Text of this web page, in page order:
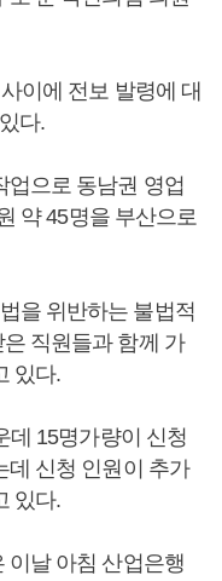
이에 전보 발령에 대
다.
업으로 동남권 영업
약 45명을 부산으로
을 위반하는 불법적
직원들과 함께 가
있다.
데 15명가량이 신청
데 신청 인원이 추가
있다.
이날 아침 산업은행